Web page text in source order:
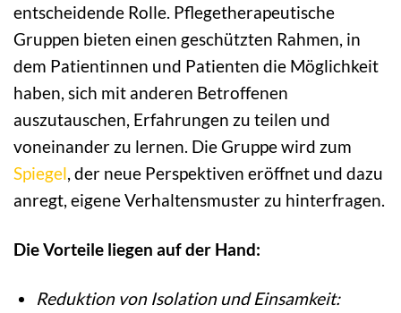
entscheidende Rolle. Pflegetherapeutische
Gruppen bieten einen geschützten Rahmen, in
dem Patientinnen und Patienten die Möglichkeit
haben, sich mit anderen Betroffenen
auszutauschen, Erfahrungen zu teilen und
voneinander zu lernen. Die Gruppe wird zum
Spiegel, der neue Perspektiven eröffnet und dazu
anregt, eigene Verhaltensmuster zu hinterfragen.
Die Vorteile liegen auf der Hand:
Reduktion von Isolation und Einsamkeit: